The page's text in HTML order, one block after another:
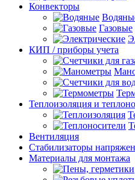
Конвекторы
Газовые
КИП / приборы учета
Теплоизоляция и
Вентиляция
Стабилизаторы
Материалы для монтажа